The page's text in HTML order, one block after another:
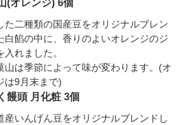
(オレンジ) 6個
た二種類の国産豆をオリジナルブレン
白餡の中に、香りのよいオレンジのジ
入れました。
山は季節によって味が変わります。(オ
は9月末まで)
饅頭 月化粧 3個
産いんげん豆をオリジナルブレンドし